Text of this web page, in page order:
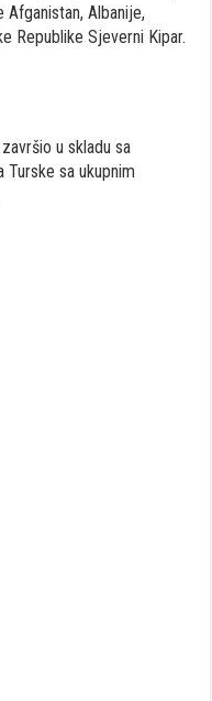
Afganistan, Albanije,
Republike Sjeverni Kipar.
u skladu sa
Turske sa ukupnim